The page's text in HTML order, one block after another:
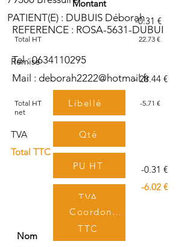
PATIENT(E) : DUBUIS Déborah
REFERENCE : ROSA-5631-DUBUI
Tel :0634110295
Mail : deborah2222@hotmail.fr
Libellé
Qté
PU HT
TVA
TTC
Montant
-0.31 €
Total HT 22.73 €
Remise
- 28.44 €
Total HT
net
-5.71 €
TVA
Total TTC
-0.31 €
-6.02 €
Coordonnées bancaires
Nom